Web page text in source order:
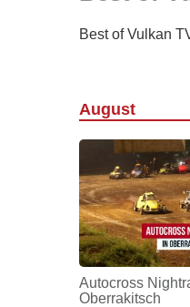
Best of Vulkan
August
Autocross
Oberrakitsch